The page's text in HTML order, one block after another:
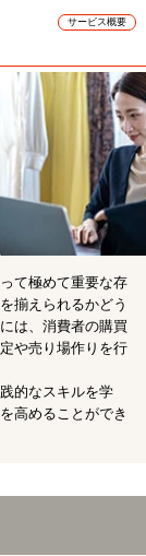
サービス概要
て極めて重要な存
揃えられるかどう
は、消費者の購買
や売り場作りを行
的なスキルを学
高めることができ